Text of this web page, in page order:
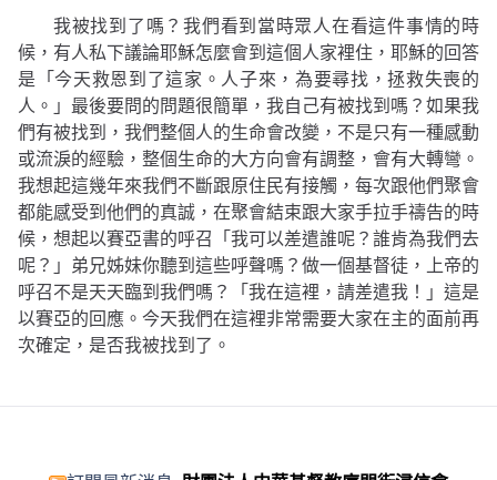
我被找到了嗎？我們看到當時眾人在看這件事情的時
候，有人私下議論耶穌怎麼會到這個人家裡住，耶穌的回答
是 「今天救恩到了這家。人子來，為要尋找，拯救失喪的
人。」 最後要問的問題很簡單，我自己有被找到嗎？如果我
們有被找到，我們整個人的生命會改變，不是只有一種感動
或流淚的經驗，整個生命的大方向會有調整，會有大轉彎。
我想起這幾年來我們不斷跟原住民有接觸，每次跟他們聚會
都能感受到他們的真誠，在聚會結束跟大家手拉手禱告的時
候，想起以賽亞書的呼召
「我可以差遣誰呢？誰肯為我們去
呢？」 弟兄姊妹你聽到這些呼聲嗎？做一個基督徒，上帝的
呼召不是天天臨到我們嗎？
「我在這裡，請差遣我！」 這是
以賽亞的回應。今天我們在這裡非常需要大家在主的面前再
次確定，是否我被找到了。